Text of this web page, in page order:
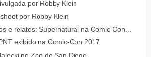
por Robby Klein
por Robby Klein
e relatos: Supernatural na Comic-Con...
exibido na Comic-Con 2017
no Zoo de San Diego